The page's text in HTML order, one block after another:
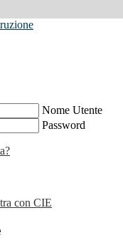
Nome Utente
Password
con CIE